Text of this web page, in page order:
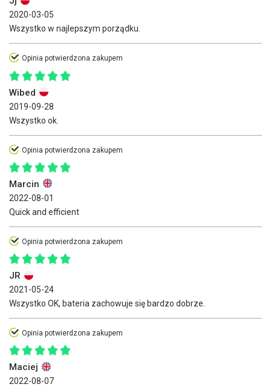
2020-03-05
Wszystko w najlepszym porządku.
Opinia potwierdzona zakupem
Wibed
2019-09-28
Wszystko ok.
Opinia potwierdzona zakupem
Marcin
2022-08-01
Quick and efficient
Opinia potwierdzona zakupem
JR
2021-05-24
Wszystko OK, bateria zachowuje się bardzo dobrze.
Opinia potwierdzona zakupem
Maciej
2022-08-07